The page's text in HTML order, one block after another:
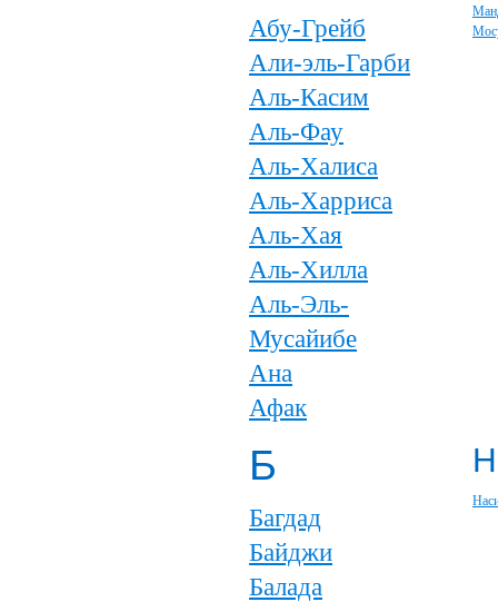
Абу-Грейб
Али-эль-Гарби
Аль-Касим
Аль-Фау
Аль-Халиса
Аль-Харриса
Аль-Хая
Аль-Хилла
Аль-Эль-
Мусайибе
Ана
Афак
Б
Багдад
Байджи
Балада
Н